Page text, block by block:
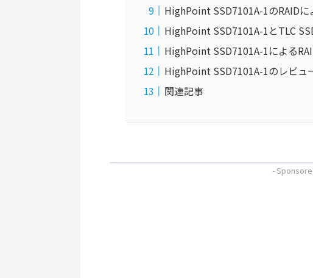
HighPoint SSD7101A-1のRAID
HighPoint SSD7101A-1とTLC
HighPoint SSD7101A-1による
HighPoint SSD7101A-1のレビュ
関連記事
-